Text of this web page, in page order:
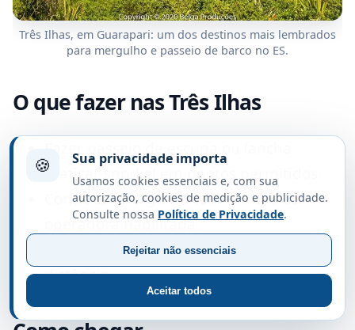
Três Ilhas, em Guarapari: um dos destinos mais lembrados
para mergulho e passeio de barco no ES.
O que fazer nas Três Ilhas
Fazer passeio de escuna ou lancha.
Praticar snorkel em pontos permitidos.
Contratar mergulho com cilindro com
operadora habilitada.
Observar tartarugas e peixes, mantendo
distância.
🍪 Sua privacidade importa
Usamos cookies essenciais e, com sua
autorização, cookies de medição e publicidade.
Consulte nossa Política de Privacidade.
Aceitar todos
Rejeitar não essenciais